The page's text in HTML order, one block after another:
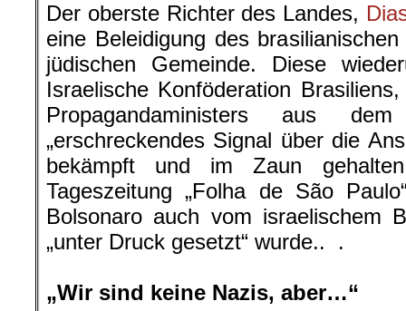
Der oberste Richter des Landes,
eine Beleidigung des
jüdischen Gemeinde. Diese
Israelische Konföderation
Propagandaministers aus
„erschreckendes Signal über die
bekämpft und im Zaun
Tageszeitung „Folha de São
Bolsonaro auch vom israelischem
„unter Druck gesetzt“ wurde.. .
„Wir sind keine Nazis, aber…“